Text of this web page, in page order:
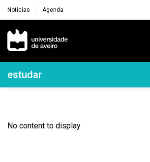
Notícias Agenda
Navegação Principal
Navegação Lateral
estudar
No content to display